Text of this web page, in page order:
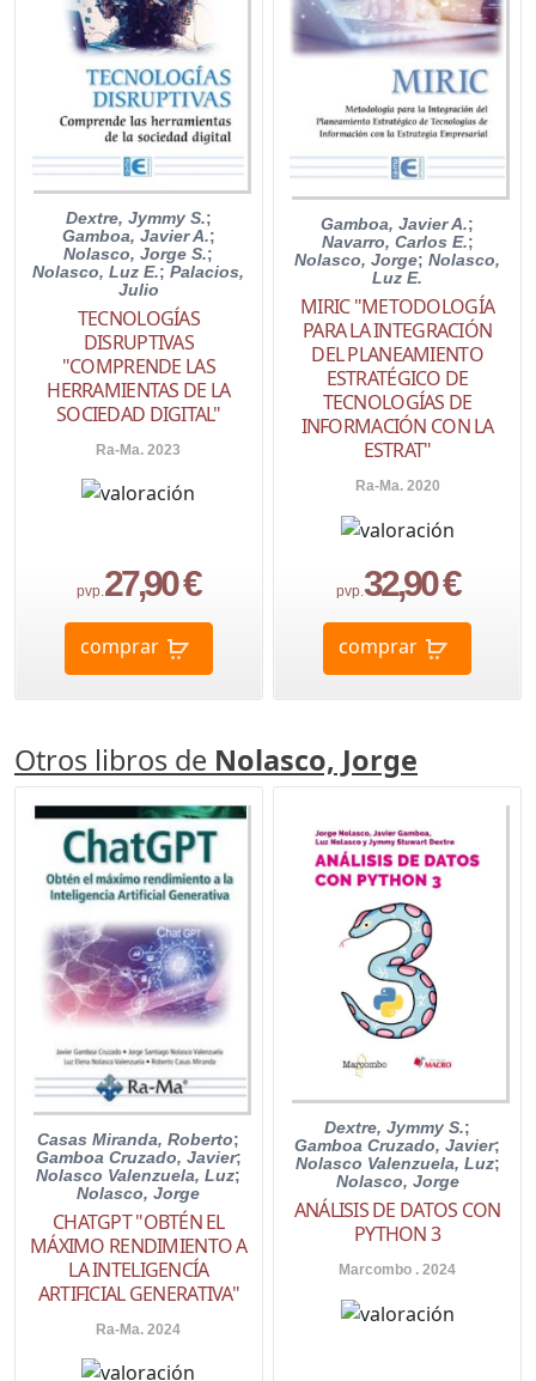
Dextre, Jymmy S.;
Gamboa, Javier A.;
Nolasco, Jorge S.;
Nolasco, Luz E.;Palacios,
Julio
TECNOLOGÍAS
DISRUPTIVAS
"COMPRENDE LAS
HERRAMIENTAS DE LA
SOCIEDAD DIGITAL"
Ra-Ma. 2023
pvp. 27,90 €
comprar
Gamboa, Javier A.;
Navarro, Carlos E.;
Nolasco, Jorge;Nolasco,
Luz E.
MIRIC "METODOLOGÍA
PARA LA INTEGRACIÓN
DEL PLANEAMIENTO
ESTRATÉGICO DE
TECNOLOGÍAS DE
INFORMACIÓN CON LA
ESTRAT"
Ra-Ma. 2020
pvp. 32,90 €
comprar
Otros libros de Nolasco, Jorge
Casas Miranda, Roberto;
Gamboa Cruzado, Javier;
Nolasco Valenzuela, Luz;
Nolasco, Jorge
CHATGPT "OBTÉN EL
MÁXIMO RENDIMIENTO A
LA INTELIGENCÍA
ARTIFICIAL GENERATIVA"
Ra-Ma. 2024
Dextre, Jymmy S.;
Gamboa Cruzado, Javier;
Nolasco Valenzuela, Luz;
Nolasco, Jorge
ANÁLISIS DE DATOS CON
PYTHON 3
Marcombo . 2024